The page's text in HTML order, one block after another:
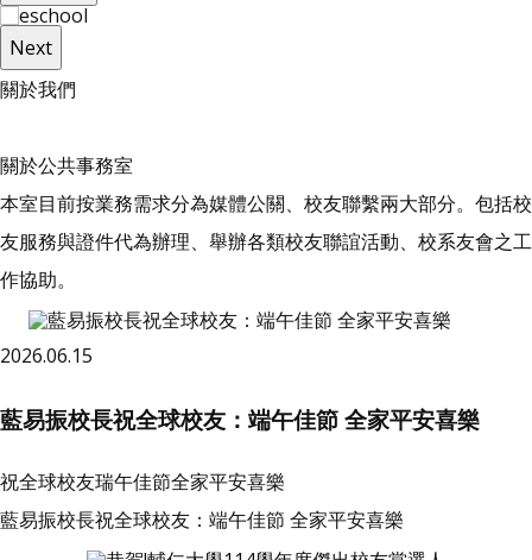
Next
關於我們
關於公共事務室
本室目前按業務需求分為媒體公關、校友聯繫兩大部分。包括校
友服務與證件代為辦理、舉辦各類校友聯誼活動、校系友會之工
作協助。
2026.06.15
藍易振校長祝全球校友：端午佳節 全家平安喜樂
祝全球校友瑞午佳節全家平安喜樂
藍易振校長祝全球校友：端午佳節 全家平安喜樂